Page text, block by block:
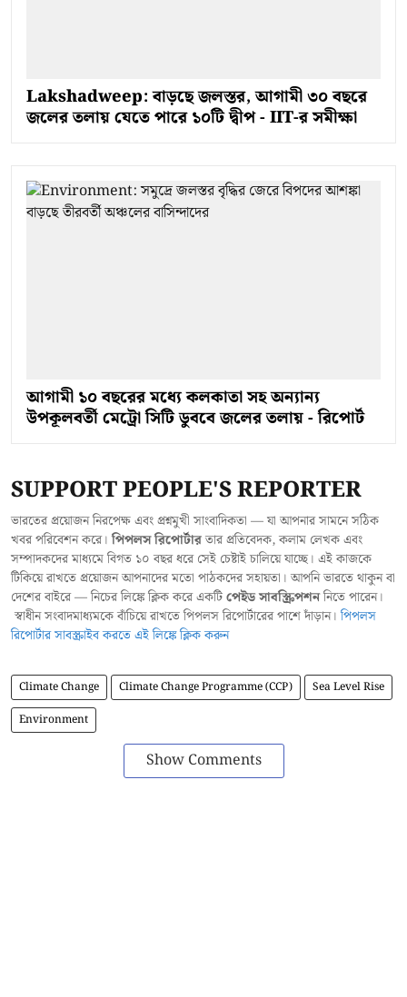
Lakshadweep: বাড়ছে জলস্তর, আগামী ৩০ বছরে
জলের তলায় যেতে পারে ১০টি দ্বীপ - IIT-র সমীক্ষা
আগামী ১০ বছরের মধ্যে কলকাতা সহ অন্যান্য
উপকূলবর্তী মেট্রো সিটি ডুববে জলের তলায় - রিপোর্ট
SUPPORT PEOPLE'S REPORTER
ভারতের প্রয়োজন নিরপেক্ষ এবং প্রশ্নমুখী সাংবাদিকতা — যা আপনার সামনে সঠিক
খবর পরিবেশন করে।পিপলস রিপোর্টারতার প্রতিবেদক, কলাম লেখক এবং
সম্পাদকদের মাধ্যমে বিগত ১০ বছর ধরে সেই চেষ্টাই চালিয়ে যাচ্ছে। এই কাজকে
টিকিয়ে রাখতে প্রয়োজন আপনাদের মতো পাঠকদের সহায়তা। আপনি ভারতে থাকুন বা
দেশের বাইরে — নিচের লিঙ্কে ক্লিক করে একটিপেইড সাবস্ক্রিপশননিতে পারেন।
স্বাধীন সংবাদমাধ্যমকে বাঁচিয়ে রাখতে পিপলস রিপোর্টারের পাশে দাঁড়ান।পিপলস
রিপোর্টার সাবস্ক্রাইব করতে এই লিঙ্কে ক্লিক করুন
Climate Change Climate Change Programme (CCP)
Sea Level Rise
Environment
Show Comments